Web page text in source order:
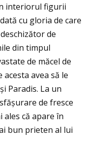
interiorul figurii
cu gloria de care
de
din timpul
de măcel de
avea să le
Paradis. La un
de fresce
ales că apare în
bun prieten al lui